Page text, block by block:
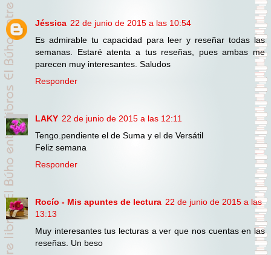
Jéssica 22 de junio de 2015 a las 10:54
Es admirable tu capacidad para leer y reseñar todas las
semanas. Estaré atenta a tus reseñas, pues ambas me
parecen muy interesantes. Saludos
Responder
LAKY 22 de junio de 2015 a las 12:11
Tengo.pendiente el de Suma y el de Versátil
Feliz semana
Responder
Rocío - Mis apuntes de lectura 22 de junio de 2015 a las
13:13
Muy interesantes tus lecturas a ver que nos cuentas en las
reseñas. Un beso